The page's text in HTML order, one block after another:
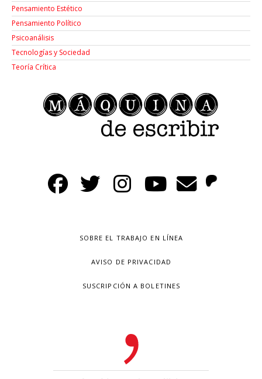
Pensamiento Estético
Pensamiento Político
Psicoanálisis
Tecnologías y Sociedad
Teoría Crítica
SOBRE EL TRABAJO EN LÍNEA
AVISO DE PRIVACIDAD
SUSCRIPCIÓN A BOLETINES